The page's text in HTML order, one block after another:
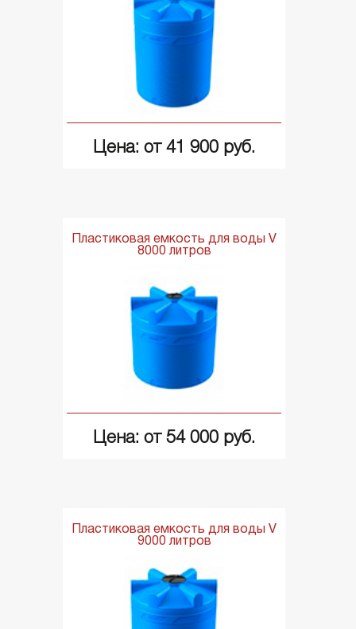
Цена: от 41 900 руб.
Пластиковая емкость для воды V
8000 литров
Цена: от 54 000 руб.
Пластиковая емкость для воды V
9000 литров